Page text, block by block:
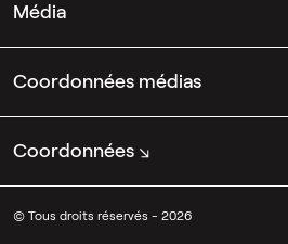
Média
Coordonnées médias
Coordonnées
© Tous droits réservés - 2026